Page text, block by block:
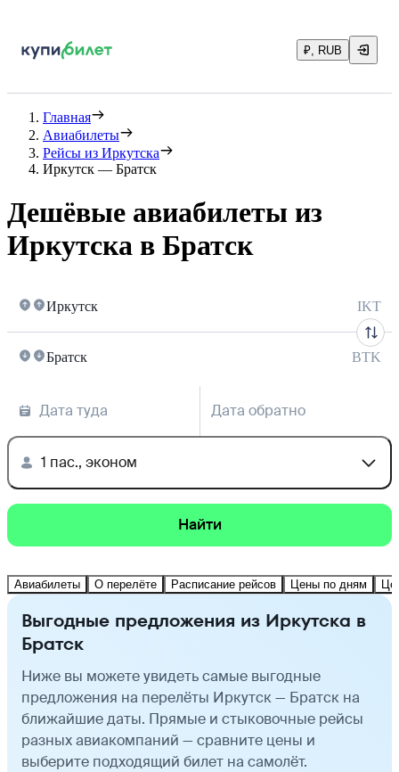
₽, RUB
Главная
Авиабилеты
Рейсы из Иркутска
Иркутск — Братск
Дешёвые авиабилеты из
Иркутска в Братск
Иркутск IKT
Братск BTK
Дата туда Дата обратно
1 пас., эконом
Найти
Авиабилеты О перелёте Расписание рейсов Цены по дням
Выгодные предложения из Иркутска в
Братск
Ниже вы можете увидеть самые выгодные
предложения на перелёты Иркутск — Братск на
ближайшие даты. Прямые и стыковочные рейсы
разных авиакомпаний — сравните цены и
выберите подходящий билет на самолёт.